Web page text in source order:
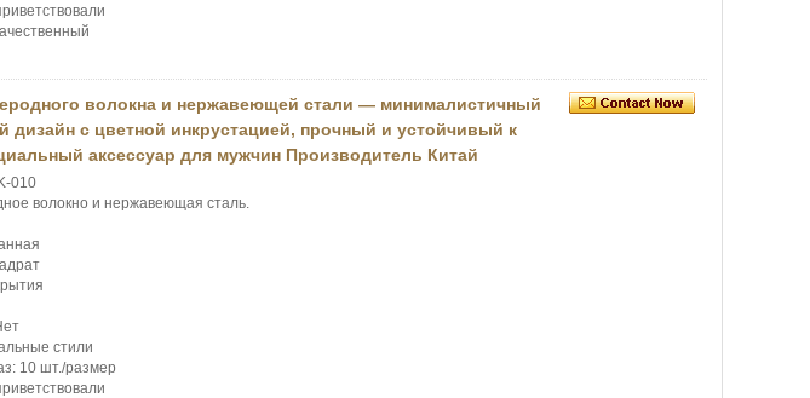
волокна и нержавеющей стали — минималистичный
дизайн с цветной инкрустацией, прочный и устойчивый к
аксессуар для мужчин Производитель Китай
010
волокно и нержавеющая сталь.
стили
10 шт./размер